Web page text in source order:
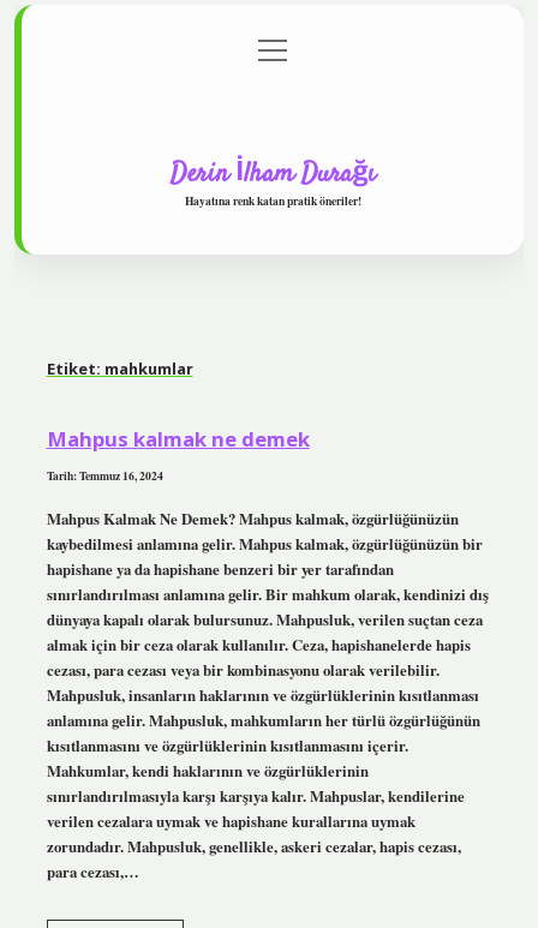
Gizlilik Politikası
menüyü
aç
Derin İlham Durağı
Hayatına renk katan pratik öneriler!
Etiket: mahkumlar
Mahpus kalmak ne demek
Tarih: Temmuz 16, 2024
Mahpus Kalmak Ne Demek? Mahpus kalmak, özgürlüğünüzün
kaybedilmesi anlamına gelir. Mahpus kalmak, özgürlüğünüzün bir
hapishane ya da hapishane benzeri bir yer tarafından
sınırlandırılması anlamına gelir. Bir mahkum olarak, kendinizi dış
dünyaya kapalı olarak bulursunuz. Mahpusluk, verilen suçtan ceza
almak için bir ceza olarak kullanılır. Ceza, hapishanelerde hapis
cezası, para cezası veya bir kombinasyonu olarak verilebilir.
Mahpusluk, insanların haklarının ve özgürlüklerinin kısıtlanması
anlamına gelir. Mahpusluk, mahkumların her türlü özgürlüğünün
kısıtlanmasını ve özgürlüklerinin kısıtlanmasını içerir.
Mahkumlar, kendi haklarının ve özgürlüklerinin
sınırlandırılmasıyla karşı karşıya kalır. Mahpuslar, kendilerine
verilen cezalara uymak ve hapishane kurallarına uymak
zorundadır. Mahpusluk, genellikle, askeri cezalar, hapis cezası,
para cezası,…